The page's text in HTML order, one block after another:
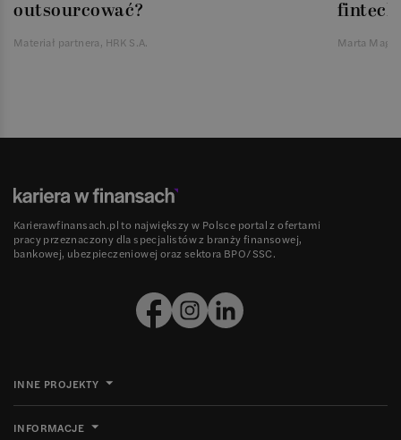
outsourcować?
Materiał partnera, HRK S.A. Marta
Karierawfinansach.pl to największy w Polsce portal z ofertami
pracy przeznaczony dla specjalistów z branży finansowej,
bankowej, ubezpieczeniowej oraz sektora BPO/SSC.
INNE PROJEKTY
INFORMACJE